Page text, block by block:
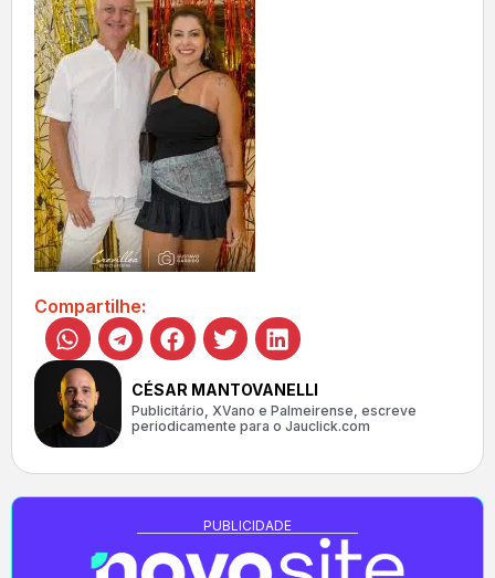
Compartilhe:
CÉSAR MANTOVANELLI
Publicitário, XVano e Palmeirense, escreve
periodicamente para o Jauclick.com
PUBLICIDADE